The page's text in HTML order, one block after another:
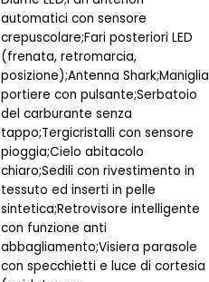
automatici con sensore
crepuscolare;Fari posteriori LED
(frenata, retromarcia,
posizione);Antenna Shark;Maniglia
portiere con pulsante;Serbatoio
del carburante senza
tappo;Tergicristalli con sensore
pioggia;Cielo abitacolo
chiaro;Sedili con rivestimento in
tessuto ed inserti in pelle
sintetica;Retrovisore intelligente
con funzione anti
abbagliamento;Visiera parasole
con specchietti e luce di cortesia